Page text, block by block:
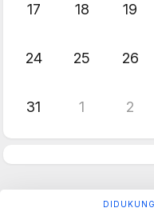
17 18 19
24 25 26
31 1 2